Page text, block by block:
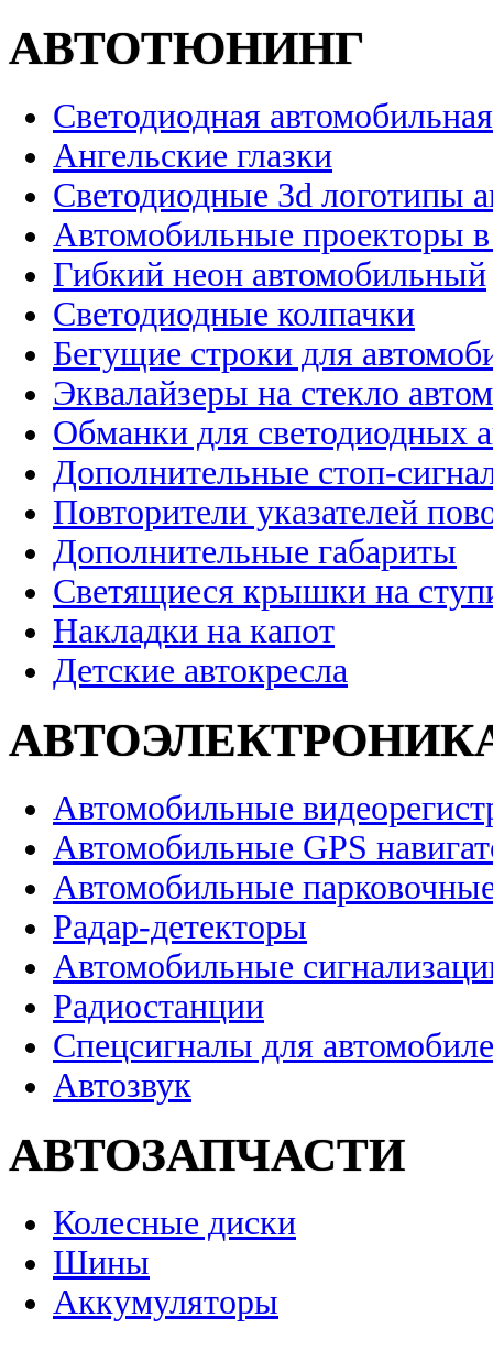
АВТОТЮНИНГ
Светодиодная
Ангельские глазки
Светодиодные 3d логотипы
Автомобильные проекторы
Гибкий неон автомобильный
Светодиодные колпачки
Бегущие строки для
Эквалайзеры на стекло
Обманки для светодиодных
Дополнительные стоп-
Повторители указателей
Дополнительные габариты
Светящиеся крышки на
Накладки на капот
Детские автокресла
Автомобильные
Автомобильные GPS
Автомобильные
Радар-детекторы
Автомобильные
Радиостанции
Спецсигналы для
Автозвук
АВТОЗАПЧАСТИ
Колесные диски
Шины
Аккумуляторы